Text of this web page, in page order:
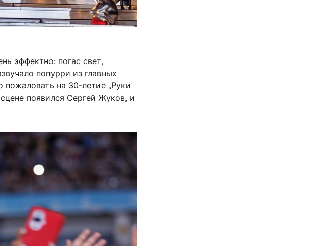
эффектно: погас свет,
попурри из главных
пожаловать на 30-летие „Руки
появился Сергей Жуков, и